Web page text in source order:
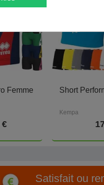
Femme
€
Short
Kempa
Satisfait ou